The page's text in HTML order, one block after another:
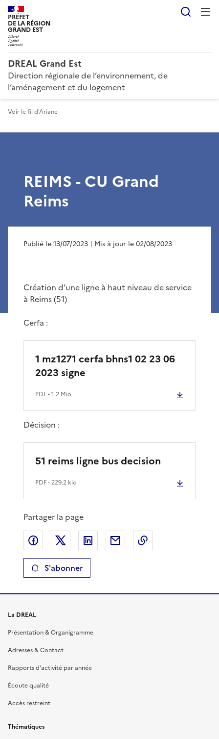
PRÉFET
DE LA RÉGION
GRAND EST
DREAL Grand Est
Direction régionale de l’environnement, de
l’aménagement et du logement
Voir le fil d'Ariane
REIMS - CU Grand
Reims
Publié le 13/07/2023 | Mis à jour le 02/08/2023
Création d’une ligne à haut niveau de service
à Reims (51)
Cerfa :
1 mz1271 cerfa bhns1 02 23 06
2023 signe
PDF- 1.2 Mio
Décision :
51 reims ligne bus decision
PDF- 229.2 kio
Partager la page
Partager sur Facebook
Partager sur XPartager sur LinkedIn
Partager par email
S'abonner
La DREAL
Présentation & Organigramme
Adresses & Contact
Rapports d’activité par année
Écoute qualité
Accès restreint
Thématiques